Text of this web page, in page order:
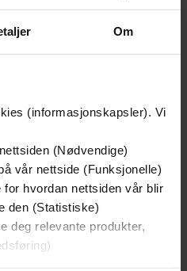
Om
(informasjonskapsler). Vi
(Nødvendige)
vår nettside (Funksjonelle)
hvordan nettsiden vår blir
den (Statistiske)
deg relevante produkter,
Utskudd
Jørn Lier Horst
EBOK